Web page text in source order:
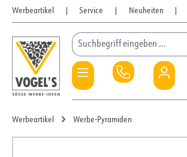
Zum Hauptinhalt springen
Werbeartikel Service Neuheiten
Werbeartikel Werbe-Pyramiden